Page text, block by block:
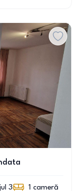
3 1 cameră